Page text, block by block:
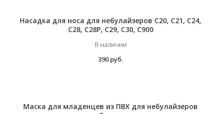
Насадка для носа для небулайзеров C20, С21, С24,
С28, C28P, С29, С30, С900
В наличии
390 руб.
Маска для младенцев из ПВХ для небулайзеров